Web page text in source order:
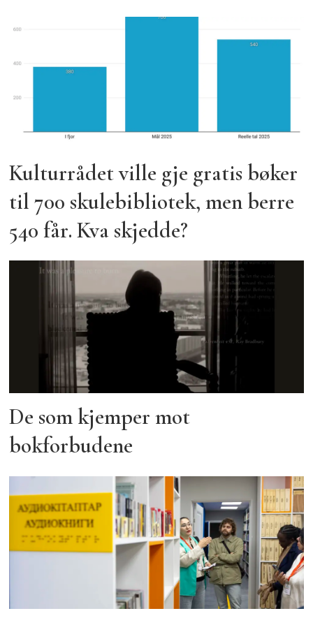
Kulturrådet ville gje gratis bøker
til 700 skulebibliotek, men berre
540 får. Kva skjedde?
De som kjemper mot
bokforbudene